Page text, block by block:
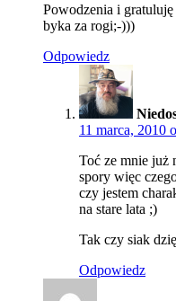
Powodzenia i
byka za rogi;-)))
Odpowiedz
11 marca, 2010
Toć ze mnie już
spory więc
czy jestem
na stare lata ;)
Tak czy siak
Odpowiedz